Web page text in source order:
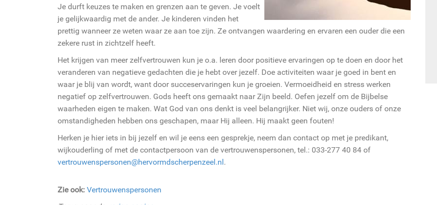
Je durft keuzes te maken en grenzen aan te geven. Je voelt
je gelijkwaardig met de ander. Je kinderen vinden het
prettig wanneer ze weten waar ze aan toe zijn. Ze ontvangen waardering en ervaren een ouder die een
zekere rust in zichtzelf heeft.
Het krijgen van meer zelfvertrouwen kun je o.a. leren door positieve ervaringen op te doen en door het
veranderen van negatieve gedachten die je hebt over jezelf. Doe activiteiten waar je goed in bent en
waar je blij van wordt, want door succeservaringen kun je groeien. Vermoeidheid en stress werken
negatief op zelfvertrouwen. Gods heeft ons gemaakt naar Zijn beeld. Oefen jezelf om de Bijbelse
waarheden eigen te maken. Wat God van ons denkt is veel belangrijker. Niet wij, onze ouders of onze
omstandigheden hebben ons geschapen, maar Hij alleen. Hij maakt geen fouten!
Herken je hier iets in bij jezelf en wil je eens een gesprekje, neem dan contact op met je predikant,
wijkouderling of met de contactpersoon van de vertrouwenspersonen, tel.: 033-277 40 84 of
vertrouwenspersonen@hervormdscherpenzeel.nl.
Zie ook: Vertrouwenspersonen